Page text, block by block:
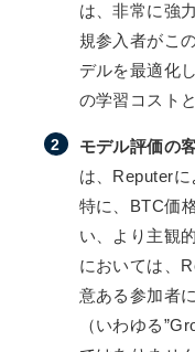
は、非常に強
規参入者がこ
デルを最適化
の学習コスト
モデル評価の
は、Reputerに
特に、BTC価
い、より主観
においては、
意ある参加者
（いわゆる